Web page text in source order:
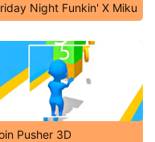
Night Funkin' X Miku
Pusher 3D